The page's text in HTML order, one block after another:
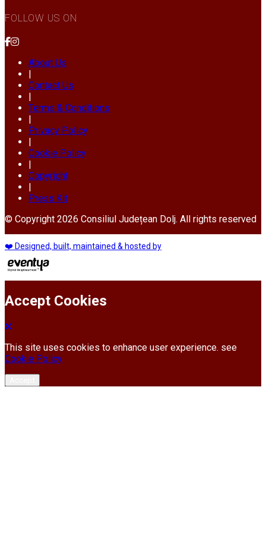
FOLLOW US ON
About Us
|
Contact Us
|
Terms & Conditions
|
Privacy Policy
|
Cookie Policy
|
Copyright
|
Press Kit
© Copyright 2026 Consiliul Județean Dolj. All rights reserved
❤️ Designed, built, maintained & hosted by
Accept Cookies
This site uses cookies to enhance user experience. see
Cookie Policy